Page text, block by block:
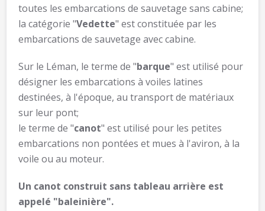
toutes les embarcations de sauvetage sans cabine;
la catégorie "Vedette" est constituée par les
embarcations de sauvetage avec cabine.
Sur le Léman, le terme de "barque" est utilisé pour
désigner les embarcations à voiles latines
destinées, à l'époque, au transport de matériaux
sur leur pont;
le terme de "canot" est utilisé pour les petites
embarcations non pontées et mues à l'aviron, à la
voile ou au moteur.
Un canot construit sans tableau arrière est
appelé "baleinière".